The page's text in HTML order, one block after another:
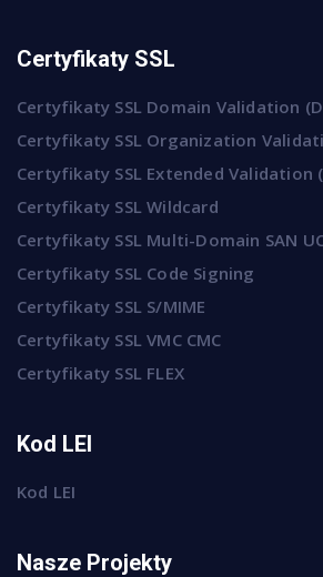
Certyfikaty SSL
Certyfikaty SSL Domain Validation
Certyfikaty SSL Organization
Certyfikaty SSL Extended Validation
Certyfikaty SSL Wildcard
Certyfikaty SSL Multi-Domain SAN
Certyfikaty SSL Code Signing
Certyfikaty SSL S/MIME
Certyfikaty SSL VMC CMC
Certyfikaty SSL FLEX
Kod LEI
Kod LEI
Nasze Projekty